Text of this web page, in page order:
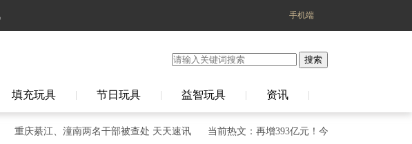
手机端
搜索
填充玩具 节日玩具 益智玩具 资讯
庆綦江、潼南两名干部被查处 天天速讯 当前热文：再增393亿元！今年江西已累计发债1459